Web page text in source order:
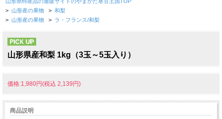
> 山形産の果物 > 和梨
> 山形産の果物 > ラ・フランス/和梨
PICK UP
山形県産和梨 1kg（3玉～5玉入り）
価格:1,980円(税込 2,139円)
商品説明